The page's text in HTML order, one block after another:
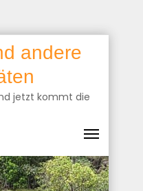
andere
jetzt kommt die